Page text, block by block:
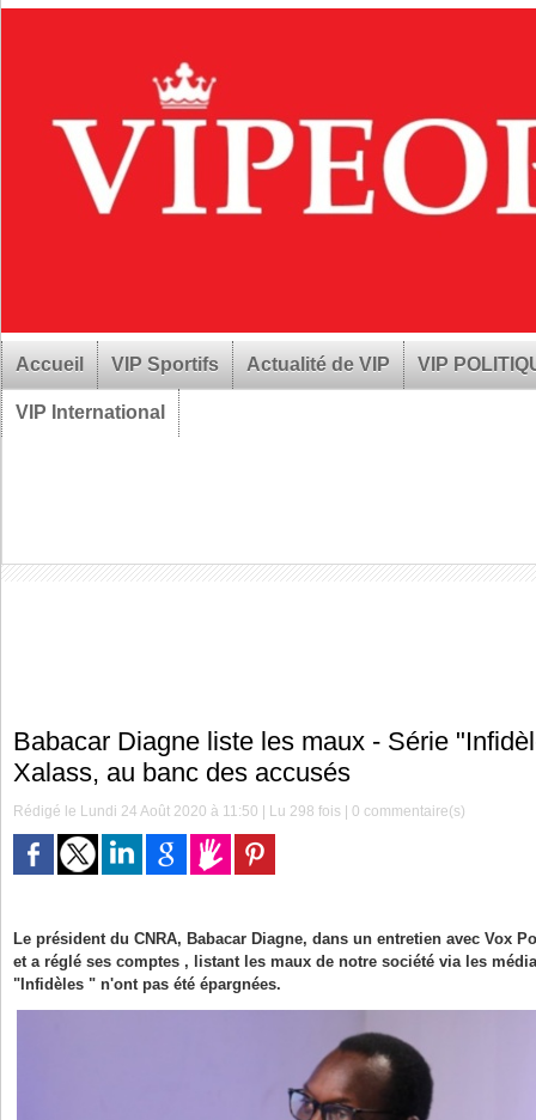
Accueil VIP Sportifs Actualité de VIP VIP
VIP International
Babacar Diagne liste les maux - Série
Xalass, au banc des accusés
Rédigé le Lundi 24 Août 2020 à 11:50 | Lu 298 fois |0 commentaire(s)
Le président du CNRA, Babacar Diagne, dans un entretien avec Vox
et a réglé ses comptes , listant les maux de notre société via les
"Infidèles " n'ont pas été épargnées.